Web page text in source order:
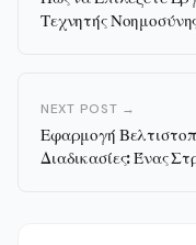
Τεχνητής
NEXT POST →
Εφαρμογή
Διαδικασίες: Ένας